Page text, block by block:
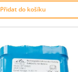
Přidat do košíku